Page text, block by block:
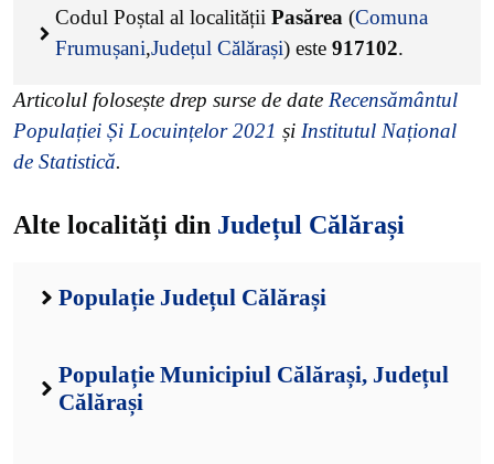
Codul Poștal al localității Pasărea (Comuna
Frumușani,Județul Călărași) este 917102.
Articolul folosește drep surse de date Recensământul
Populației Și Locuințelor 2021 și Institutul Național
de Statistică.
Alte localități din Județul Călărași
Populație Județul Călărași
Populație Municipiul Călărași, Județul
Călărași